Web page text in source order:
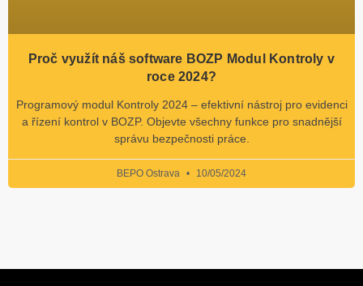
Proč využít náš software BOZP Modul Kontroly v
roce 2024?
Programový modul Kontroly 2024 – efektivní nástroj pro evidenci
a řízení kontrol v BOZP. Objevte všechny funkce pro snadnější
správu bezpečnosti práce.
BEPO Ostrava 10/05/2024